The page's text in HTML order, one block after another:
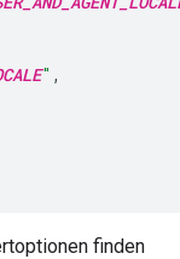
" ,
finden